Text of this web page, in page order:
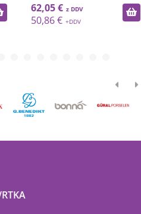
62,05 €
50,86 €